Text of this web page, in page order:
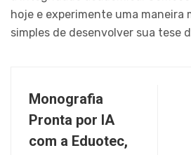
hoje e experimente uma maneira
simples de desenvolver sua tese
Monografia
Pronta por IA
com a Eduotec,